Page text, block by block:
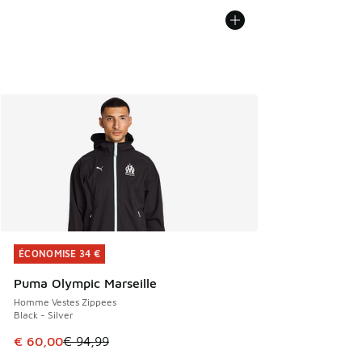
ÉCONOMISE 34 €
Puma Olympic Marseille
Homme Vestes Zippees
Black - Silver
Cet article est en promotion. Prix en baisse de € 94,99 à
€ 60,00€ 94,99
ÉCONOMISE 34 €